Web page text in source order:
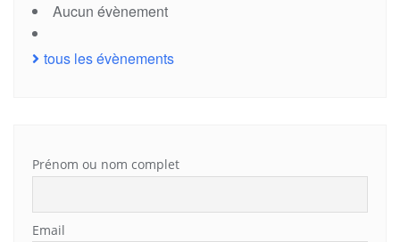
Aucun évènement
tous les évènements
Prénom ou nom complet
Email